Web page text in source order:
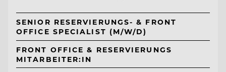
SENIOR RESERVIERUNGS- & FRONT
OFFICE SPECIALIST (M/W/D)
FRONT OFFICE & RESERVIERUNGS
MITARBEITER:IN